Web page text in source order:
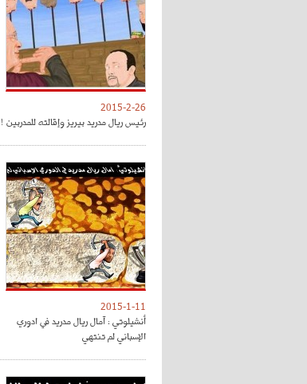
2015-2-26
رئيس ريال مدريد بيريز وإقالته للمدربين !
2015-1-11
أنشيلوتي : آمال ريال مدريد في ادوري
الإسباني لم تنتهي